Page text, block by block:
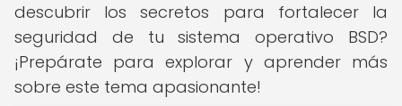
descubrir los secretos para fortalecer la
seguridad de tu sistema operativo BSD?
¡Prepárate para explorar y aprender más
sobre este tema apasionante!